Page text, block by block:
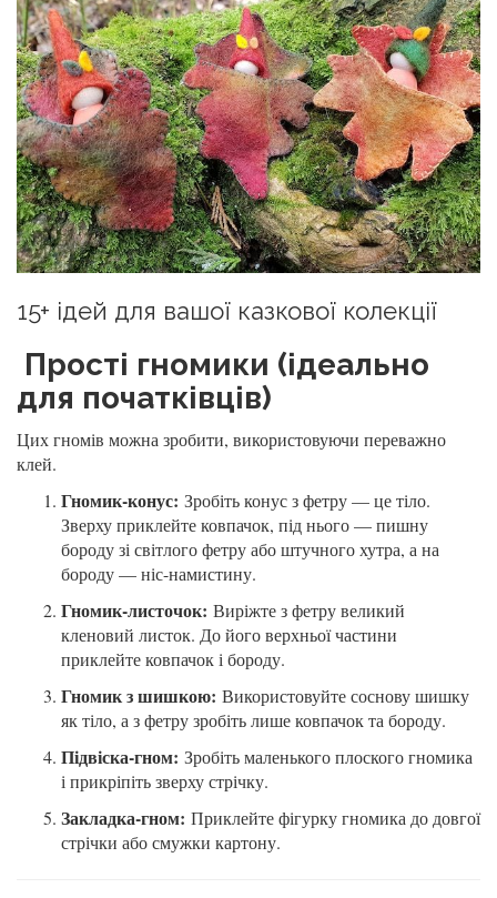
15+ ідей для вашої казкової колекції
Прості гномики (ідеально
для початківців)
Цих гномів можна зробити, використовуючи переважно
клей.
Гномик-конус: Зробіть конус з фетру — це тіло.
Зверху приклейте ковпачок, під нього — пишну
бороду зі світлого фетру або штучного хутра, а на
бороду — ніс-намистину.
Гномик-листочок: Виріжте з фетру великий
кленовий листок. До його верхньої частини
приклейте ковпачок і бороду.
Гномик з шишкою: Використовуйте соснову шишку
як тіло, а з фетру зробіть лише ковпачок та бороду.
Підвіска-гном: Зробіть маленького плоского гномика
і прикріпіть зверху стрічку.
Закладка-гном: Приклейте фігурку гномика до довгої
стрічки або смужки картону.